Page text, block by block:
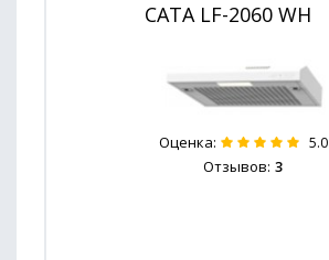
CATA LF-2060 WH
Оценка: 5.0
Отзывов: 3